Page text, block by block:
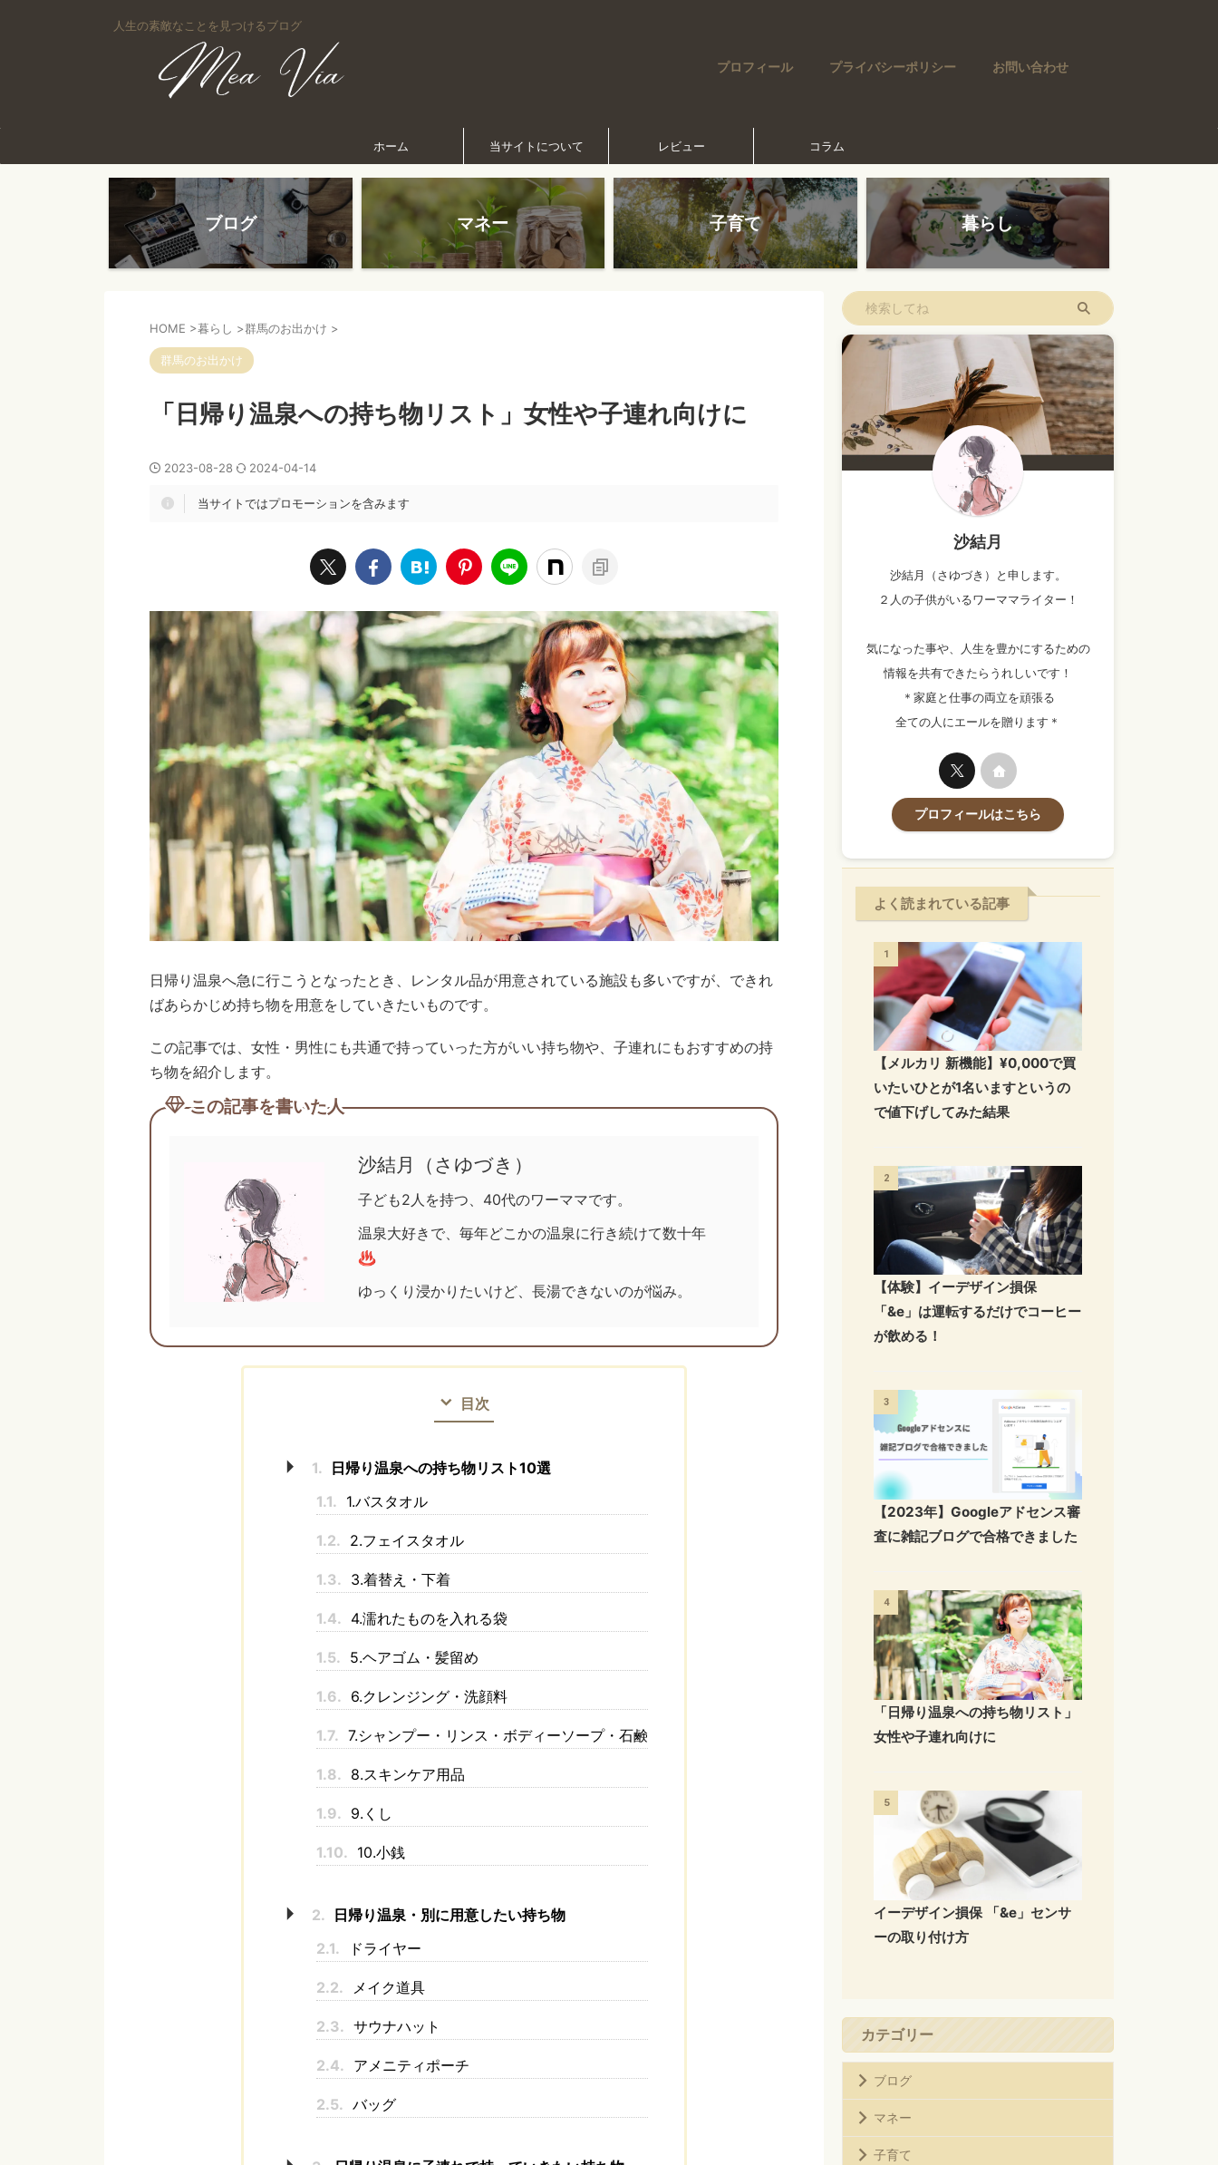
人生の素敵なことを見つけるブログ
プロフィール プライバシーポリシー お問い合わせ
ホーム 当サイトについて レビュー コラム
ブログ マネー 子育て 暮らし
HOME >暮らし >群馬のお出かけ >
群馬のお出かけ
「日帰り温泉への持ち物リスト」女性や子連れ向けに
2023-08-28 2024-04-14
当サイトではプロモーションを含みます
日帰り温泉へ急に行こうとなったとき、レンタル品が用意されている施設も多いですが、できれ
ばあらかじめ持ち物を用意をしていきたいものです。
この記事では、女性・男性にも共通で持っていった方がいい持ち物や、子連れにもおすすめの持
ち物を紹介します。
この記事を書いた人
沙結月（さゆづき）
子ども2人を持つ、40代のワーママです。
温泉大好きで、毎年どこかの温泉に行き続けて数十年
♨️
ゆっくり浸かりたいけど、長湯できないのが悩み。
目次
1. 日帰り温泉への持ち物リスト10選
1.1. 1.バスタオル
1.2. 2.フェイスタオル
1.3. 3.着替え・下着
1.4. 4.濡れたものを入れる袋
1.5. 5.ヘアゴム・髪留め
1.6. 6.クレンジング・洗顔料
1.7. 7.シャンプー・リンス・ボディーソープ・石鹸
1.8. 8.スキンケア用品
1.9. 9.くし
1.10. 10.小銭
2. 日帰り温泉・別に用意したい持ち物
2.1.
ドライヤー
2.2. メイク道具
2.3. サウナハット
2.4. アメニティポーチ
2.5. バッグ
沙結月
沙結月（さゆづき）と申します。
２人の子供がいるワーママライター！
気になった事や、人生を豊かにするための
情報を共有できたらうれしいです！
＊家庭と仕事の両立を頑張る
全ての人にエールを贈ります＊
プロフィールはこちら
よく読まれている記事
1
【メルカリ 新機能】¥0,000で買
いたいひとが1名いますというの
で値下げしてみた結果
2
【体験】イーデザイン損保
「&e」は運転するだけでコーヒー
が飲める！
3
【2023年】Googleアドセンス審
査に雑記ブログで合格できました
4
「日帰り温泉への持ち物リスト」
女性や子連れ向けに
5
イーデザイン損保 「&e」センサ
ーの取り付け方
カテゴリー
ブログ
マネー
子育て